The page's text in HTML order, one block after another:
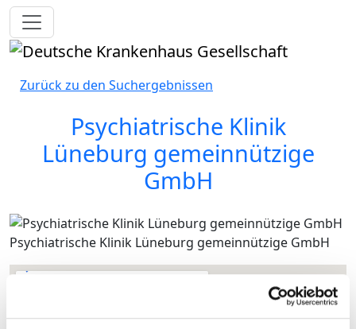
Toggle navigation
Zurück zu den Suchergebnissen
Psychiatrische Klinik
Lüneburg gemeinnützige
GmbH
Psychiatrische Klinik Lüneburg gemeinnützige GmbH